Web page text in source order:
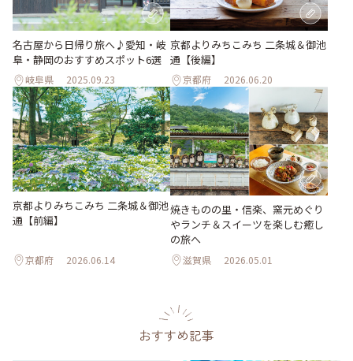
名古屋から日帰り旅へ♪愛知・岐
阜・静岡のおすすめスポット6選
岐阜県 2025.09.23
京都よりみちこみち 二条城＆御池
通【後編】
京都府 2026.06.20
京都よりみちこみち 二条城＆御池
通【前編】
京都府 2026.06.14
焼きものの里・信楽、窯元めぐり
やランチ＆スイーツを楽しむ癒し
の旅へ
滋賀県 2026.05.01
おすすめ記事